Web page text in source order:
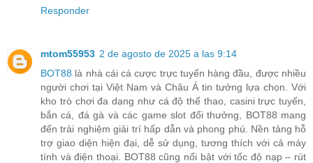
Responder
mtom55953 2 de agosto de 2025 a las 9:14
BOT88 là nhà cái cá cược trực tuyến hàng đầu, được nhiều
người chơi tại Việt Nam và Châu Á tin tưởng lựa chọn. Với
kho trò chơi đa dạng như cá độ thể thao, casini trực tuyến,
bắn cá, đá gà và các game slot đổi thưởng, BOT88 mang
đến trải nghiệm giải trí hấp dẫn và phong phú. Nền tảng hỗ
trợ giao diện hiện đại, dễ sử dụng, tương thích với cả máy
tính và điện thoại. BOT88 cũng nổi bật với tốc độ nạp – rút